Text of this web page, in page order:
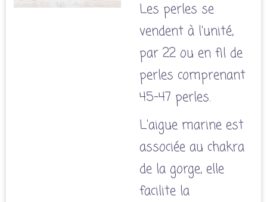
Les perles se
vendent à l'unité,
par 22 ou en fil de
perles comprenant
45-47 perles.
L'aigue marine est
associée au chakra
de la gorge, elle
facilite la